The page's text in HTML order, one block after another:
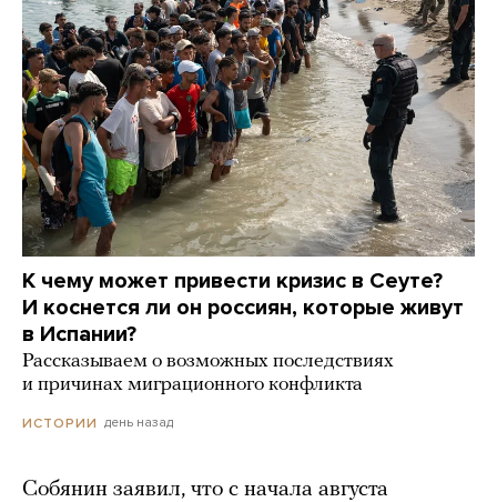
К чему может привести кризис в Сеуте?
И коснется ли он россиян, которые живут
в Испании?
Рассказываем о возможных последствиях
и причинах миграционного конфликта
ИСТОРИИ день назад
Собянин заявил, что с начала августа